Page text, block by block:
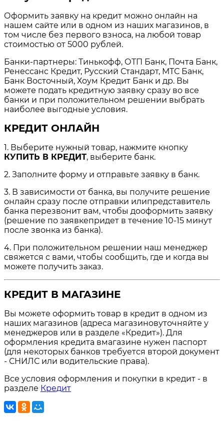
Оформить заявку на кредит можно онлайн на
нашем сайте или в одном из наших магазинов, в
том числе без первого взноса, на любой товар
стоимостью от 5000 рублей.
Банки-партнеры: Тинькофф, ОТП Банк, Почта Банк,
Ренессанс Кредит, Русский Стандарт, МТС Банк,
Банк Восточный, Хоум Кредит Банк и др. Вы
можете подать кредитную заявку сразу во все
банки и при положительном решении выбрать
наиболее выгодные условия.
КРЕДИТ ОНЛАЙН
1. Выберите нужный товар, нажмите кнопку
КУПИТЬ В КРЕДИТ, выберите банк.
2. Заполните форму и отправьте заявку в банк.
3. В зависимости от банка, вы получите решение
онлайн сразу после отправки илипредставитель
банка перезвонит вам, чтобы дооформить заявку
(решение по заявкепридет в течение 10-15 минут
после звонка из банка).
4. При положительном решении наш менеджер
свяжется с вами, чтобы сообщить, где и когда вы
можете получить заказ.
КРЕДИТ В МАГАЗИНЕ
Вы можете оформить товар в кредит в одном из
наших магазинов (адреса магазиновуточняйте у
менеджеров или в разделе «Кредит»). Для
оформления кредита вмагазине нужен паспорт
(для некоторых банков требуется второй документ
- СНИЛС или водительские права).
Все условия оформления и покупки в кредит - в
разделе Кредит